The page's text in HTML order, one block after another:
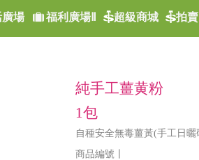
場 福利廣場Ⅱ 超級商城 拍賣
純手工薑黄粉
1包
自種安全無毒薑黃(手工日曬
商品編號〡